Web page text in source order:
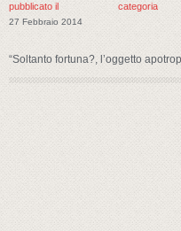
pubblicato il
27 Febbraio 2014
categoria
“Soltanto fortuna?, l’oggetto